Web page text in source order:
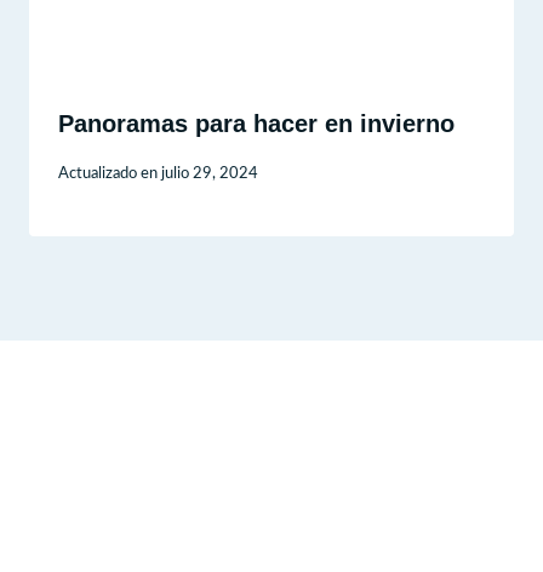
Panoramas para hacer en invierno
Actualizado en julio 29, 2024